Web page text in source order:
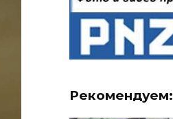
Рекомендуем: